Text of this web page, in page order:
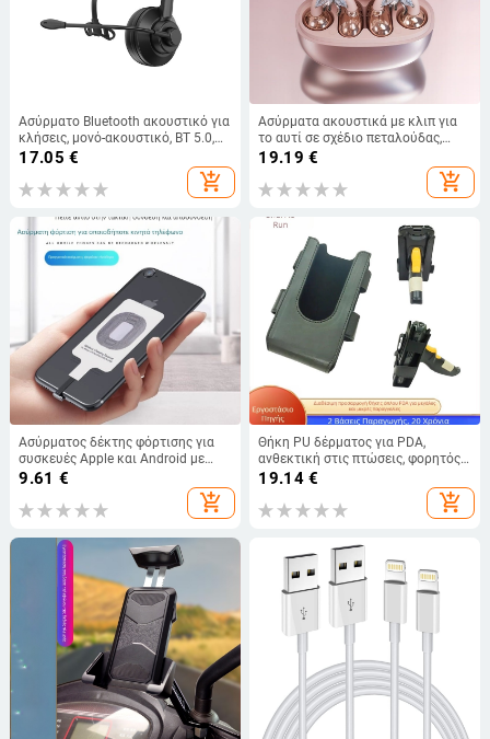
Ασύρματο Bluetooth ακουστικό για
κλήσεις, μονό-ακουστικό, BT 5.0,
εμβέλεια 10 μ, διάρκεια μπαταρίας
17.05 €
add_shopping_cart
Ασύρματα ακουστικά με κλιπ για
το αυτί σε σχέδιο πεταλούδας,
αθλητικά, κομψός σχεδιασμός •
Bluetooth 6.0 • εμβέλεια 10 μ •
στερεοφωνικά • διάρκεια
19.19 €
add_shopping_cart
Ασύρματος δέκτης φόρτισης για
συσκευές Apple και Android με
Type-C επαγωγικό πηνίο και
9.61 €
add_shopping_cart
Θήκη PU δέρματος για PDA,
ανθεκτική στις πτώσεις, φορητός
σαρωτής γραμμωτών κωδικών και
19.14€
add_shopping_cart